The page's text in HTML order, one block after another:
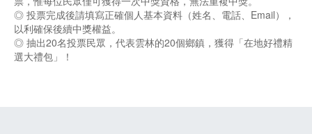
◎ 投票完成後請填寫正確個人基本資料（姓名、電話、Email），
以利確保後續中獎權益。
◎ 抽出20名投票民眾，代表雲林的20個鄉鎮，獲得「在地好禮精
選大禮包」！